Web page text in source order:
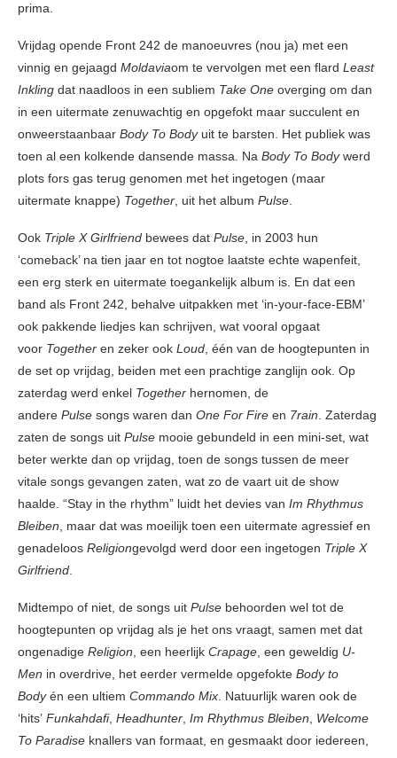
prima.
Vrijdag opende Front 242 de manoeuvres (nou ja) met een
vinnig en gejaagd Moldaviaom te vervolgen met een flard Least
Inkling dat naadloos in een subliem Take One overging om dan
in een uitermate zenuwachtig en opgefokt maar succulent en
onweerstaanbaar Body To Bodyuit te barsten. Het publiek was
toen al een kolkende dansende massa. Na Body To Bodywerd
plots fors gas terug genomen met het ingetogen (maar
uitermate knappe) Together, uit het album Pulse.
Ook Triple X Girlfriend bewees dat Pulse, in 2003 hun
‘comeback’ na tien jaar en tot nogtoe laatste echte wapenfeit,
een erg sterk en uitermate toegankelijk album is. En dat een
band als Front 242, behalve uitpakken met ‘in-your-face-EBM’
ook pakkende liedjes kan schrijven, wat vooral opgaat
voor Together en zeker ook Loud, één van de hoogtepunten in
de set op vrijdag, beiden met een prachtige zanglijn ook. Op
zaterdag werd enkel Together hernomen, de
andere Pulse songs waren dan One For Fire en 7rain. Zaterdag
zaten de songs uit Pulse mooie gebundeld in een mini-set, wat
beter werkte dan op vrijdag, toen de songs tussen de meer
vitale songs gevangen zaten, wat zo de vaart uit de show
haalde. “Stay in the rhythm” luidt het devies van Im Rhythmus
Bleiben, maar dat was moeilijk toen een uitermate agressief en
genadeloos Religiongevolgd werd door een ingetogen Triple X
Girlfriend.
Midtempo of niet, de songs uit Pulse behoorden wel tot de
hoogtepunten op vrijdag als je het ons vraagt, samen met dat
ongenadige Religion, een heerlijk Crapage, een geweldig U-
Men in overdrive, het eerder vermelde opgefokte Body to
Bodyén een ultiem Commando Mix. Natuurlijk waren ook de
‘hits’ Funkahdafi, Headhunter, Im Rhythmus Bleiben, Welcome
To Paradise knallers van formaat, en gesmaakt door iedereen,